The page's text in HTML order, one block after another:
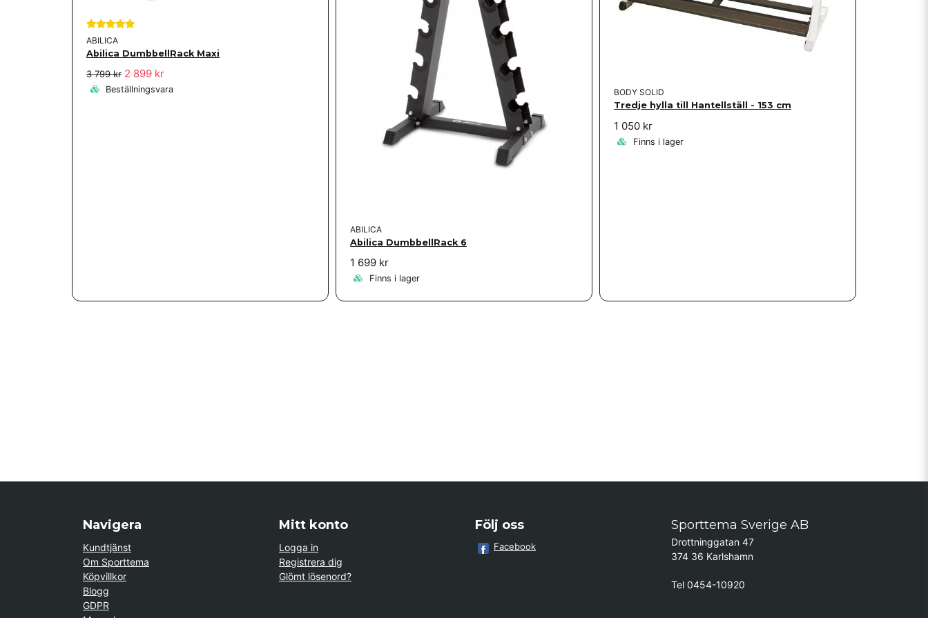
ABILICA
Abilica DumbbellRack Maxi
3 799 kr 2 899 kr
Beställningsvara
ABILICA
Abilica DumbbellRack 6
1 699 kr
Finns i lager
BODY SOLID
Tredje hylla till Hantellställ - 153 cm
1 050 kr
Finns i lager
Navigera
Kundtjänst
Om Sporttema
Köpvillkor
Blogg
GDPR
Mitt konto
Logga in
Registrera dig
Glömt lösenord?
Följ oss
Facebook
Sporttema Sverige AB
Drottninggatan 47
374 36 Karlshamn
Tel 0454-10920